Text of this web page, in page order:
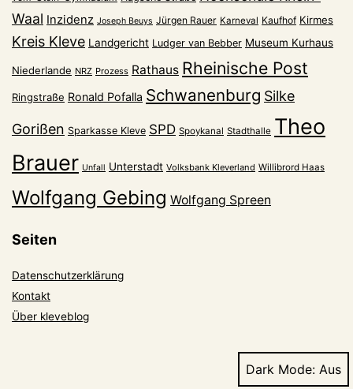
Waal Inzidenz Joseph Beuys Jürgen Rauer Karneval Kaufhof Kirmes
Kreis Kleve Landgericht Ludger van Bebber Museum Kurhaus
Niederlande NRZ Prozess Rathaus Rheinische Post
Ringstraße Ronald Pofalla Schwanenburg Silke
Gorißen Sparkasse Kleve SPD Spoykanal Stadthalle Theo
Brauer Unfall Unterstadt Volksbank Kleverland Willibrord Haas
Wolfgang Gebing Wolfgang Spreen
Seiten
Datenschutzerklärung
Kontakt
Über kleveblog
Dark Mode: